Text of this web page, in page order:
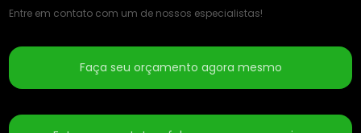
Entre em contato com um de nossos especialistas!
Faça seu orçamento agora mesmo